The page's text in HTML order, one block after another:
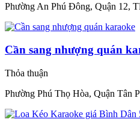
Phường An Phú Đông, Quận 12,
Cần sang nhượng quán
Thỏa thuận
Phường Phú Thọ Hòa, Quận Tân